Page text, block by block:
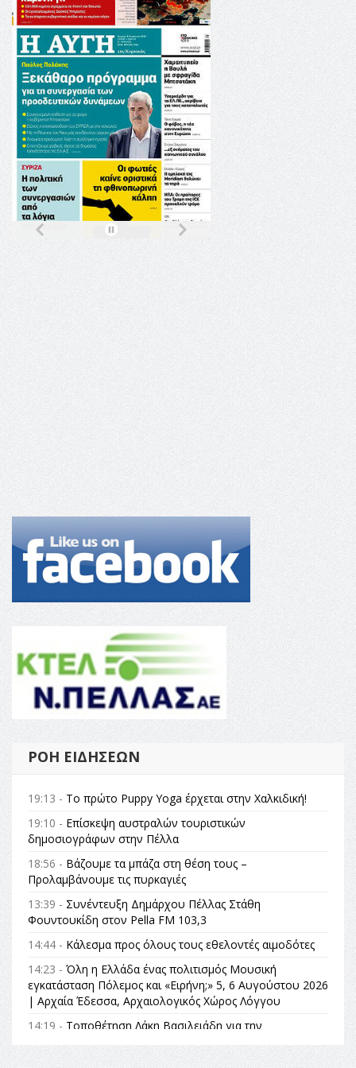
ΡΟΉ ΕΙΔΉΣΕΩΝ
19:13 - Το πρώτο Puppy Yoga έρχεται στην Χαλκιδική!
19:10 - Επίσκεψη αυστραλών τουριστικών
δημοσιογράφων στην Πέλλα
18:56 - Βάζουμε τα μπάζα στη θέση τους –
Προλαμβάνουμε τις πυρκαγιές
13:39 - Συνέντευξη Δημάρχου Πέλλας Στάθη
Φουντουκίδη στον Pella FM 103,3
14:44 - Κάλεσμα προς όλους τους εθελοντές αιμοδότες
14:23 - Όλη η Ελλάδα ένας πολιτισμός Μουσική
εγκατάσταση Πόλεμος και «Ειρήνη;» 5, 6 Αυγούστου 2026
| Αρχαία Έδεσσα, Αρχαιολογικός Χώρος Λόγγου
14:19 - Τοποθέτηση Λάκη Βασιλειάδη για την
θεσμικές διαδικασίες υπάρχει μόνο η ευθύνη απέναντι